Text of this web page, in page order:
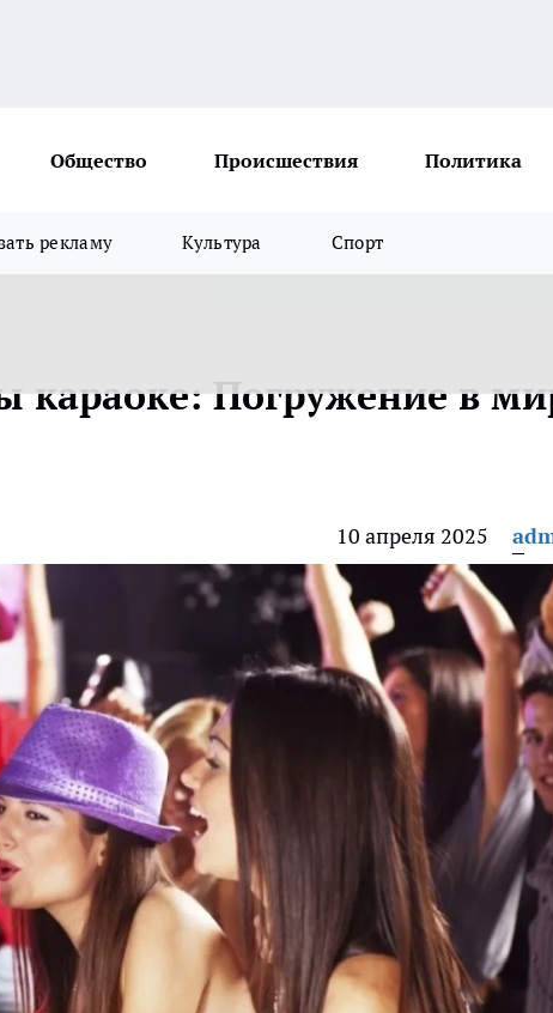
Общество Происшествия Политика
рекламу Культура Спорт
караоке: Погружение в
10 апреля 2025